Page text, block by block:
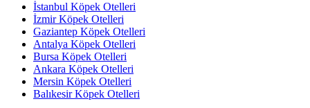
İstanbul Köpek Otelleri
İzmir Köpek Otelleri
Gaziantep Köpek Otelleri
Antalya Köpek Otelleri
Bursa Köpek Otelleri
Ankara Köpek Otelleri
Mersin Köpek Otelleri
Balıkesir Köpek Otelleri